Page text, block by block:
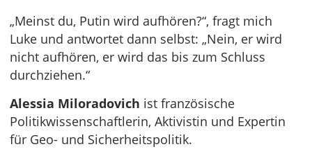
„Meinst du, Putin wird aufhören?“, fragt mich
Luke und antwortet dann selbst: „Nein, er wird
nicht aufhören, er wird das bis zum Schluss
durchziehen.“
Alessia Miloradovich ist französische
Politikwissenschaftlerin, Aktivistin und Expertin
für Geo- und Sicherheitspolitik.